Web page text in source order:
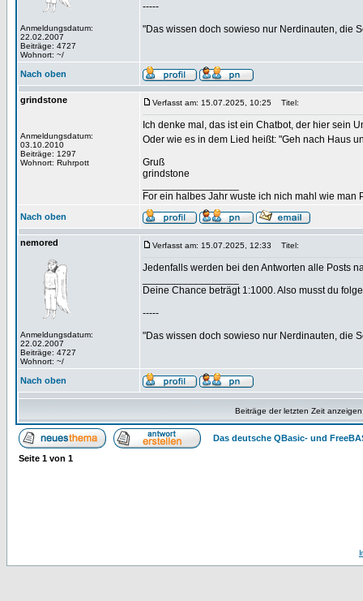
Anmeldungsdatum:
22.02.2007
Beiträge: 4727
Wohnort: ~/
-----
"Das wissen doch sowieso nur Nerdinauten, die
Nach oben
grindstone
Anmeldungsdatum:
03.10.2010
Beiträge: 1297
Wohnort: Ruhrpott
Verfasst am: 15.07.2025, 10:25 Titel:
Ich denke mal, das ist ein Chatbot, der hier sein
Oder wie es in dem Lied heißt: "Geh nach Haus
Gruß
grindstone
For ein halbes Jahr wuste ich nich mahl wie man
Nach oben
nemored
Anmeldungsdatum:
22.02.2007
Beiträge: 4727
Wohnort: ~/
Verfasst am: 15.07.2025, 12:33 Titel:
Jedenfalls werden bei den Antworten alle Posts
Deine Chance beträgt 1:1000. Also musst du
-----
"Das wissen doch sowieso nur Nerdinauten, die
Nach oben
Beiträge der letzten Zeit
Das deutsche QBasic- und
Seite 1 von 1